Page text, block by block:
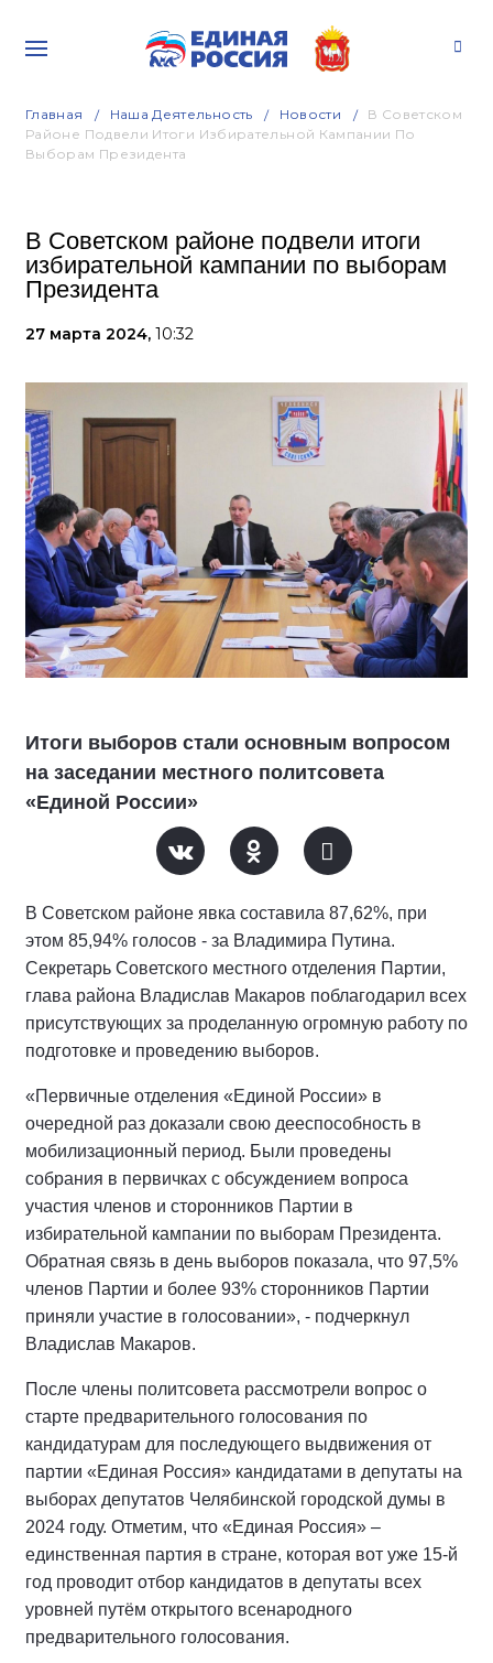
Главная Наша Деятельность Новости
В Советском
Районе Подвели Итоги Избирательной Кампании По
Выборам Президента
В Советском районе подвели итоги
избирательной кампании по выборам
Президента
27 марта 2024, 10:32
Итоги выборов стали основным вопросом
на заседании местного политсовета
«Единой России»
В Советском районе явка составила 87,62%, при
этом 85,94% голосов - за Владимира Путина.
Секретарь Советского местного отделения Партии,
глава района Владислав Макаров поблагодарил всех
присутствующих за проделанную огромную работу по
подготовке и проведению выборов.
«Первичные отделения «Единой России» в
очередной раз доказали свою дееспособность в
мобилизационный период. Были проведены
собрания в первичках с обсуждением вопроса
участия членов и сторонников Партии в
избирательной кампании по выборам Президента.
Обратная связь в день выборов показала, что 97,5%
членов Партии и более 93% сторонников Партии
приняли участие в голосовании», - подчеркнул
Владислав Макаров.
После члены политсовета рассмотрели вопрос о
старте предварительного голосования по
кандидатурам для последующего выдвижения от
партии «Единая Россия» кандидатами в депутаты на
выборах депутатов Челябинской городской думы в
2024 году. Отметим, что «Единая Россия» –
единственная партия в стране, которая вот уже 15-й
год проводит отбор кандидатов в депутаты всех
уровней путём открытого всенародного
предварительного голосования.